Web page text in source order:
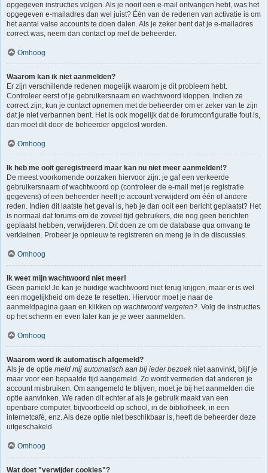
opgegeven instructies volgen. Als je nooit een e-mail ontvangen hebt, was het
opgegeven e-mailadres dan wel juist? Één van de redenen van activatie is om
het aantal valse accounts te doen dalen. Als je zeker bent dat je e-mailadres
correct was, neem dan contact op met de beheerder.
Omhoog
Waarom kan ik niet aanmelden?
Er zijn verschillende redenen mogelijk waarom je dit probleem hebt.
Controleer eerst of je gebruikersnaam en wachtwoord kloppen. Indien ze
correct zijn, kun je contact opnemen met de beheerder om er zeker van te zijn
dat je niet verbannen bent. Het is ook mogelijk dat de forumconfiguratie fout is,
dan moet dit door de beheerder opgelost worden.
Omhoog
Ik heb me ooit geregistreerd maar kan nu niet meer aanmelden!?
De meest voorkomende oorzaken hiervoor zijn: je gaf een verkeerde
gebruikersnaam of wachtwoord op (controleer de e-mail met je registratie
gegevens) of een beheerder heeft je account verwijderd om één of andere
reden. Indien dit laatste het geval is, heb je dan ooit een bericht geplaatst? Het
is normaal dat forums om de zoveel tijd gebruikers, die nog geen berichten
geplaatst hebben, verwijderen. Dit doen ze om de database qua omvang te
verkleinen. Probeer je opnieuw te registreren en meng je in de discussies.
Omhoog
Ik weet mijn wachtwoord niet meer!
Geen paniek! Je kan je huidige wachtwoord niet terug krijgen, maar er is wel
een mogelijkheid om deze te resetten. Hiervoor moet je naar de
aanmeldpagina gaan en klikken op wachtwoord vergeten?. Volg de instructies
op het scherm en even later kan je je weer aanmelden.
Omhoog
Waarom word ik automatisch afgemeld?
Als je de optie meld mij automatisch aan bij ieder bezoekniet aanvinkt, blijf je
maar voor een bepaalde tijd aangemeld. Zo wordt vermeden dat anderen je
account misbruiken. Om aangemeld te blijven, moet je bij het aanmelden die
optie aanvinken. We raden dit echter af als je gebruik maakt van een
openbare computer, bijvoorbeeld op school, in de bibliotheek, in een
internetcafé, enz. Als deze optie niet beschikbaar is, heeft de beheerder deze
uitgeschakeld.
Omhoog
Wat doet "verwijder cookies"?